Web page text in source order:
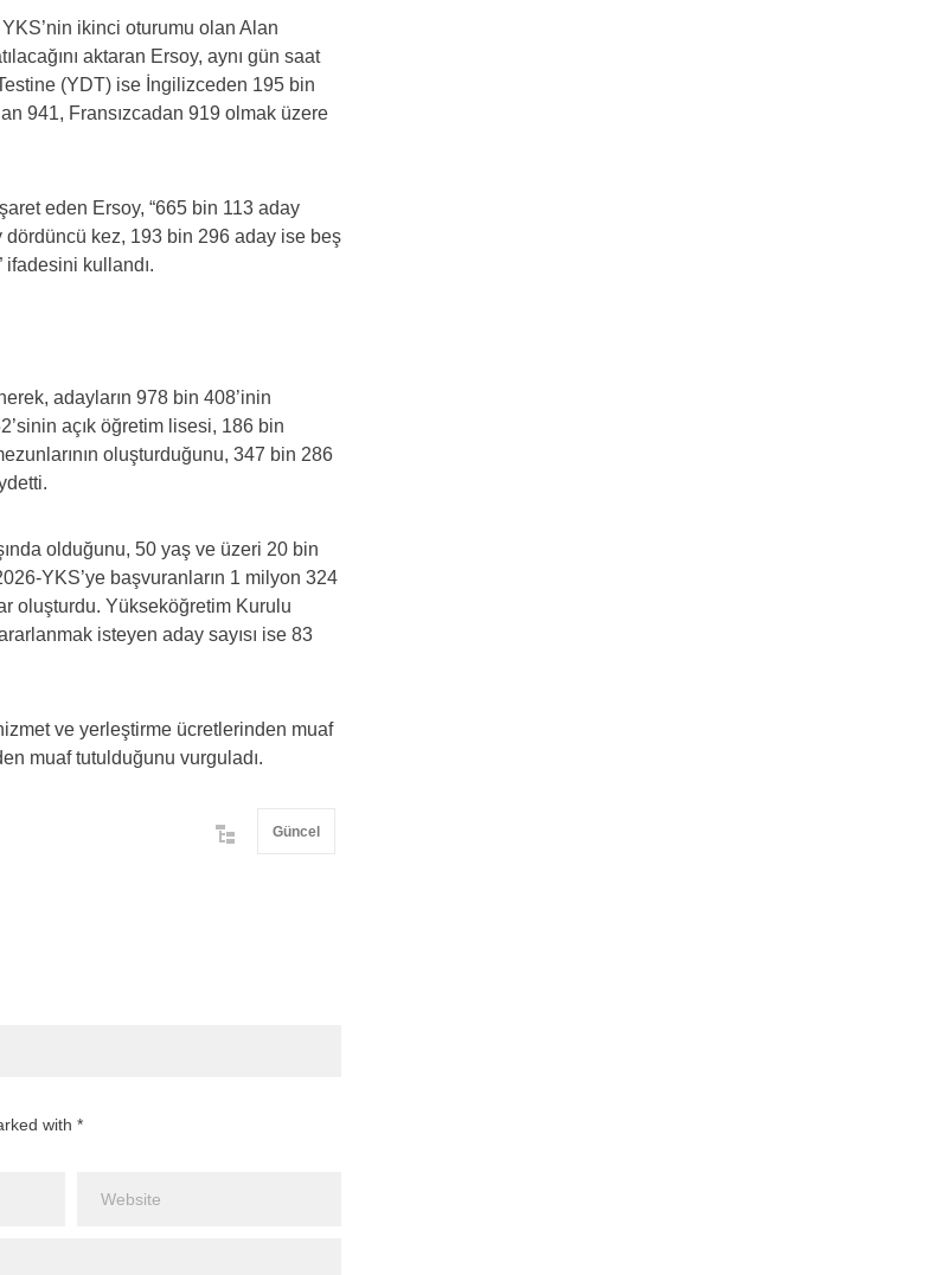
ikinci oturumu olan Alan
aktaran Ersoy, aynı gün saat
(YDT) ise İngilizceden 195 bin
941, Fransızcadan 919 olmak üzere
eden Ersoy, “665 bin 113 aday
kez, 193 bin 296 aday ise beş
kullandı.
adayların 978 bin 408’inin
açık öğretim lisesi, 186 bin
oluşturduğunu, 347 bin 286
olduğunu, 50 yaş ve üzeri 20 bin
YKS’ye başvuranların 1 milyon 324
oluşturdu. Yükseköğretim Kurulu
isteyen aday sayısı ise 83
ve yerleştirme ücretlerinden muaf
muaf tutulduğunu vurguladı.
Güncel
with *